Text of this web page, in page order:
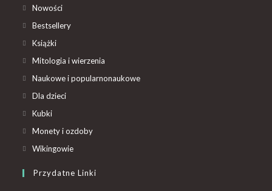
Nowości
Bestsellery
Książki
Mitologia i wierzenia
Naukowe i popularnonaukowe
Dla dzieci
Kubki
Monety i ozdoby
Wikingowie
Przydatne Linki